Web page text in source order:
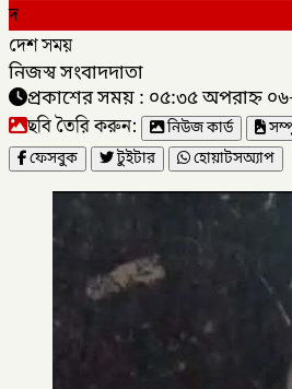
দ
দেশ সময়
নিজস্ব সংবাদদাতা
প্রকাশের সময় : ০৫:৩৫ অপরাহ্ন
ছবি তৈরি করুন: নিউজ কার্ড
ফেসবুক
টুইটার হোয়াটসঅ্যাপ